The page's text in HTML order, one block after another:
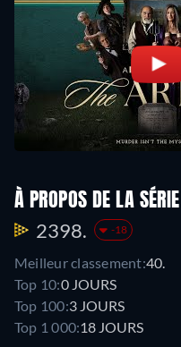
À PROPOS DE LA SÉRIE
2398. -18
Meilleur classement:40.
Top 10:0 JOURS
Top 100:3 JOURS
Top 1 000:18 JOURS